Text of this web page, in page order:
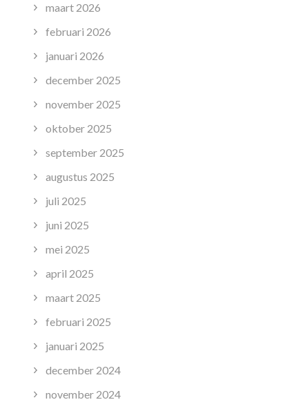
maart 2026
februari 2026
januari 2026
december 2025
november 2025
oktober 2025
september 2025
augustus 2025
juli 2025
juni 2025
mei 2025
april 2025
maart 2025
februari 2025
januari 2025
december 2024
november 2024